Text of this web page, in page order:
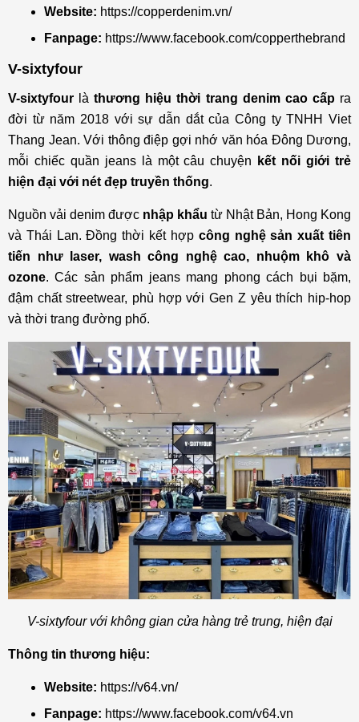
Website: https://copperdenim.vn/
Fanpage: https://www.facebook.com/copperthebrand
V-sixtyfour
V-sixtyfour làthương hiệu thời trang denim cao cấp ra
đời từ năm 2018 với sự dẫn dắt của Công ty TNHH Viet
Thang Jean. Với thông điệp gợi nhớ văn hóa Đông Dương,
mỗi chiếc quần jeans là một câu chuyện kết nối giới trẻ
hiện đại với nét đẹp truyền thống.
Nguồn vải denim được nhập khẩu từ Nhật Bản, Hong Kong
và Thái Lan. Đồng thời kết hợp công nghệ sản xuất tiên
tiến như laser, wash công nghệ cao, nhuộm khô và
ozone. Các sản phẩm jeans mang phong cách bụi bặm,
đậm chất streetwear, phù hợp với Gen Z yêu thích hip-hop
và thời trang đường phố.
V-sixtyfour với không gian cửa hàng trẻ trung, hiện đại
Thông tin thương hiệu:
Website: https://v64.vn/
Fanpage: https://www.facebook.com/v64.vn